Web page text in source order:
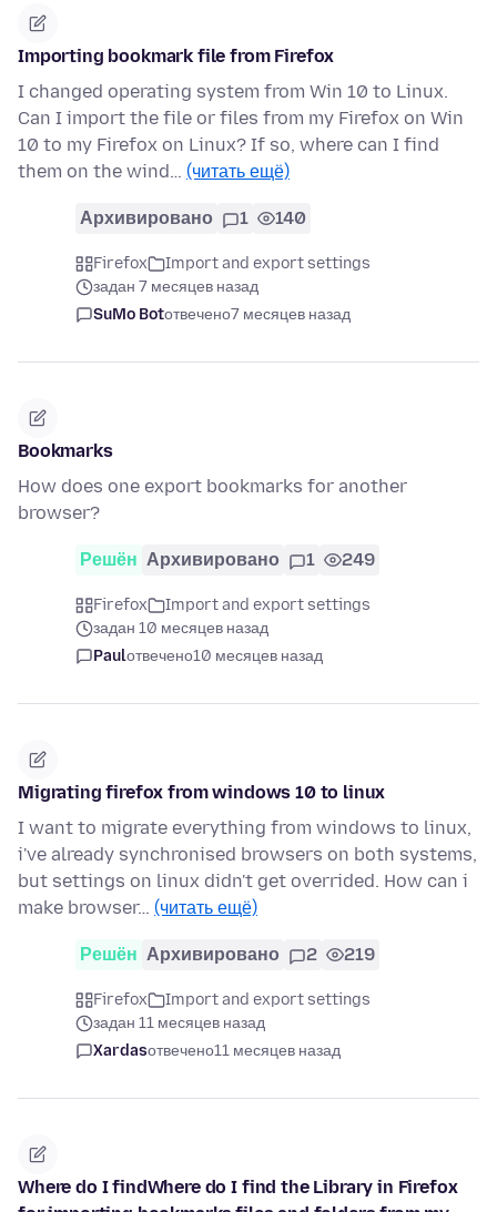
Importing bookmark file from Firefox
I changed operating system from Win 10 to Linux.
Can I import the file or files from my Firefox on Win
10 to my Firefox on Linux? If so, where can I find
them on the wind… (читать ещё)
Архивировано 1 140
Firefox
Import and export settings
задан 7 месяцев назад
SuMo Botотвечено7 месяцев назад
Bookmarks
How does one export bookmarks for another
browser?
Решён Архивировано 1 249
Firefox
Import and export settings
задан 10 месяцев назад
Paulотвечено10 месяцев назад
Migrating firefox from windows 10 to linux
I want to migrate everything from windows to linux,
i've already synchronised browsers on both systems,
but settings on linux didn't get overrided. How can i
make browser… (читать ещё)
Решён Архивировано 2 219
Firefox
Import and export settings
задан 11 месяцев назад
Xardasотвечено11 месяцев назад
Where do I findWhere do I find the Library in Firefox